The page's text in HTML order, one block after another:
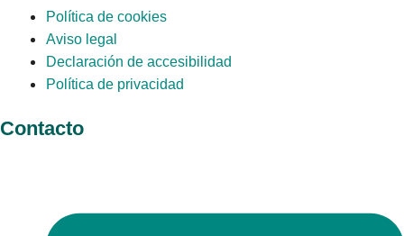
Política de cookies
Aviso legal
Declaración de accesibilidad
Política de privacidad
Contacto